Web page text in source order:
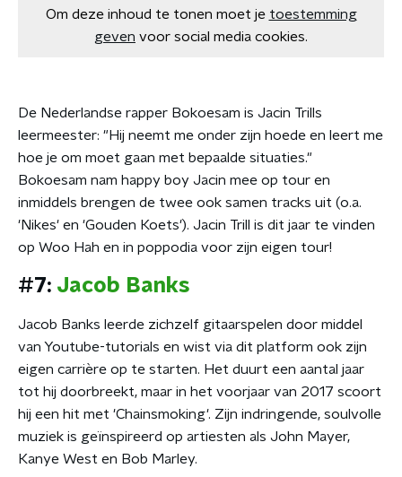
Om deze inhoud te tonen moet je toestemming
geven voor social media cookies.
De Nederlandse rapper Bokoesam is Jacin Trills
leermeester: "Hij neemt me onder zijn hoede en leert me
hoe je om moet gaan met bepaalde situaties."
Bokoesam nam happy boy Jacin mee op tour en
inmiddels brengen de twee ook samen tracks uit (o.a.
'Nikes' en 'Gouden Koets'). Jacin Trill is dit jaar te vinden
op Woo Hah en in poppodia voor zijn eigen tour!
#7: Jacob Banks
Jacob Banks leerde zichzelf gitaarspelen door middel
van Youtube-tutorials en wist via dit platform ook zijn
eigen carrière op te starten. Het duurt een aantal jaar
tot hij doorbreekt, maar in het voorjaar van 2017 scoort
hij een hit met 'Chainsmoking'. Zijn indringende, soulvolle
muziek is geïnspireerd op artiesten als John Mayer,
Kanye West en Bob Marley.